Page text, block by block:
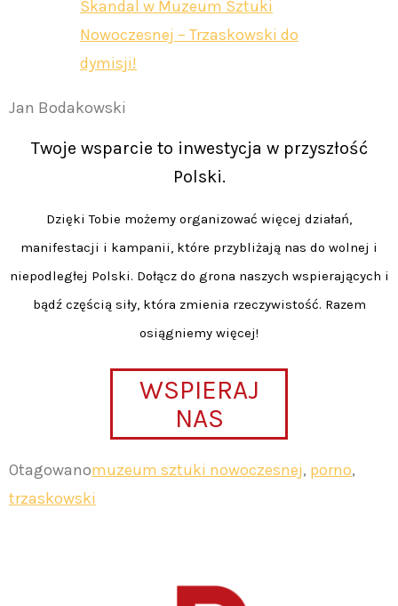
Skandal w Muzeum Sztuki
Nowoczesnej – Trzaskowski do
dymisji!
Jan Bodakowski
Twoje wsparcie to inwestycja w przyszłość
Polski.
Dzięki Tobie możemy organizować więcej działań,
manifestacji i kampanii, które przybliżają nas do wolnej i
niepodległej Polski. Dołącz do grona naszych wspierających i
bądź częścią siły, która zmienia rzeczywistość. Razem
osiągniemy więcej!
WSPIERAJ
NAS
Otagowanomuzeum sztuki nowoczesnej, porno,
trzaskowski